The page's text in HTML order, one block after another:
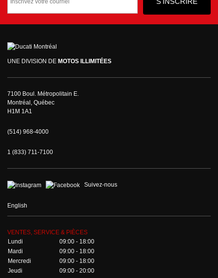
UNE DIVISION DE MOTOS ILLIMITÉES
7100 Boul. Métropolitain E.
Montréal, Québec
H1M 1A1
(514) 968-4000
1 (833) 711-7100
Suivez-nous
English
VENTES, SERVICE & PIÈCES
Lundi
09:00 - 18:00
Mardi
09:00 - 18:00
Mercredi
09:00 - 18:00
Jeudi
09:00 - 20:00